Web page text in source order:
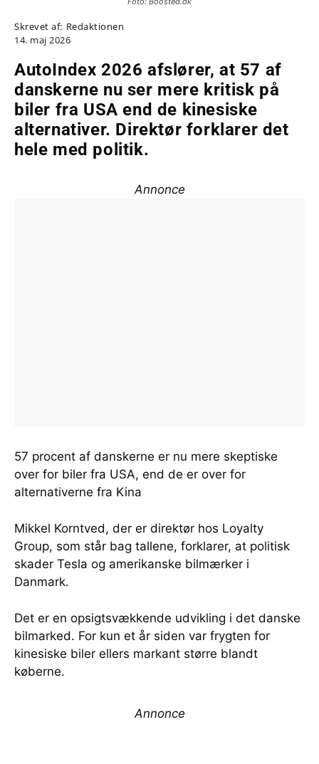
Skrevet af: Redaktionen
14. maj 2026
AutoIndex 2026 afslører, at 57 af
danskerne nu ser mere kritisk på
biler fra USA end de kinesiske
alternativer. Direktør forklarer det
hele med politik.
Annonce
57 procent af danskerne er nu mere skeptiske
over for biler fra USA, end de er over for
alternativerne fra Kina
Mikkel Korntved, der er direktør hos Loyalty
Group, som står bag tallene, forklarer, at politisk
skader Tesla og amerikanske bilmærker i
Danmark.
Det er en opsigtsvækkende udvikling i det danske
bilmarked. For kun et år siden var frygten for
kinesiske biler ellers markant større blandt
køberne.
Annonce